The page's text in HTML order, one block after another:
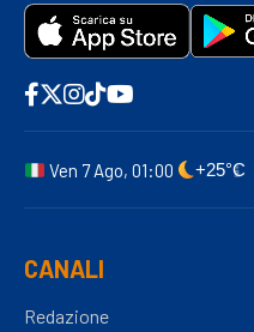
Ven 7 Ago, 01:00 +25°C
CANALI
Redazione